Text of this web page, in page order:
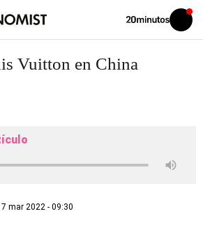
Volver
Iniciar
sesión
Vuitton en China
mar 2022 - 09:30